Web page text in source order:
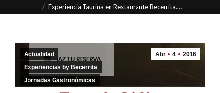
Experiencia Taurina en Restaurante Becerrita.…
Abr 4 2016
Actualidad
Experiencias by Becerrita
Jornadas Gastronómicas